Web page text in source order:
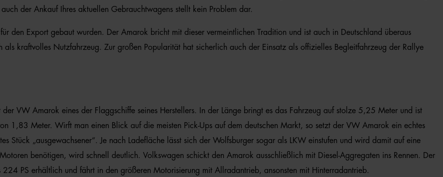
der Ankauf Ihres aktuellen Gebrauchtwagens stellt kein Problem dar.
den Export gebaut wurden. Der Amarok bricht mit dieser vermeintlichen Tradition und ist auch in Deutschland überaus
kraftvolles Nutzfahrzeug. Zur großen Popularität hat sicherlich auch der Einsatz als offizielles Begleitfahrzeug der Rallye
VW Amarok eines der Flaggschiffe seines Herstellers. In der Länge bringt es das Fahrzeug auf stolze 5,25 Meter und ist
1,83 Meter. Wirft man einen Blick auf die meisten Pick-Ups auf dem deutschen Markt, so setzt der VW Amarok ein echtes
Stück „ausgewachsener“. Je nach Ladefläche lässt sich der Wolfsburger sogar als LKW einstufen und wird damit auf eine
benötigen, wird schnell deutlich. Volkswagen schickt den Amarok ausschließlich mit Diesel-Aggregaten ins Rennen. Der
224 PS erhältlich und fährt in den größeren Motorisierung mit Allradantrieb, ansonsten mit Hinterradantrieb.